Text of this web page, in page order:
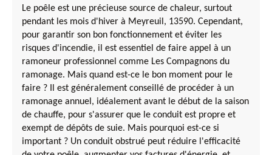
Le poêle est une précieuse source de chaleur, surtout
pendant les mois d'hiver à Meyreuil, 13590. Cependant,
pour garantir son bon fonctionnement et éviter les
risques d'incendie, il est essentiel de faire appel à un
ramoneur professionnel comme Les Compagnons du
ramonage. Mais quand est-ce le bon moment pour le
faire ? Il est généralement conseillé de procéder à un
ramonage annuel, idéalement avant le début de la saison
de chauffe, pour s'assurer que le conduit est propre et
exempt de dépôts de suie. Mais pourquoi est-ce si
important ? Un conduit obstrué peut réduire l'efficacité